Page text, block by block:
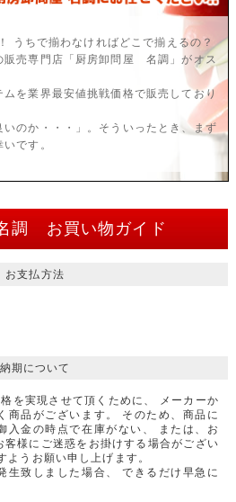
うちで揃わなければどこで揃えるの？
販売専門店「厨房卸問屋 名調」がオス
を業界最安値挑戦価格で販売しており
のか・・・」。そういったとき、まず
です。
調 お買い物ガイド
お支払方法
納期について
を実現させて頂くために、 メーカーか
商品がございます。 そのため、商品に
入金の時点で在庫がない、 または、お
客様にご迷惑をお掛けする場合がござい
ようお願い申し上げます。
生致しました場合、 できるだけ早急に